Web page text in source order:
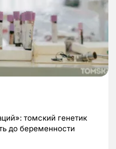
томский генетик
до беременности